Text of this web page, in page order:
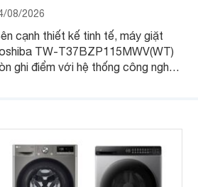
08/2026
cạnh thiết kế tinh tế, máy giặt
TW-T37BZP115MWV(WT)
ghi điểm với hệ thống công nghệ